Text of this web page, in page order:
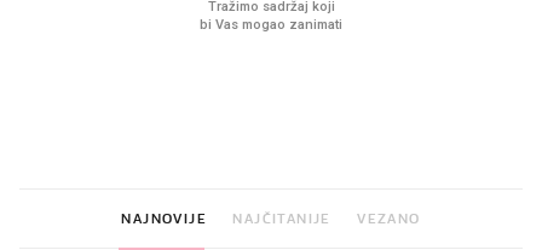
NAJNOVIJE NAJČITANIJE VEZANO